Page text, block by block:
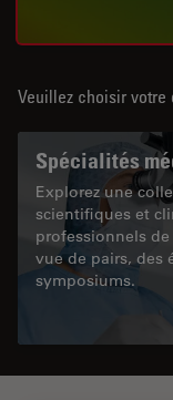
Veuillez choisir
Spécialités
Explorez une
scientifiques et
professionnels
vue de pairs, des
symposiums.